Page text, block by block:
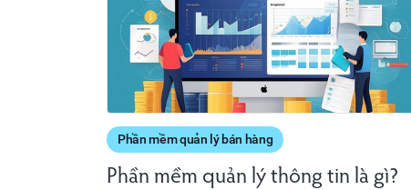
Phần mềm quản lý bán hàng
Phần mềm quản lý thông tin là gì?